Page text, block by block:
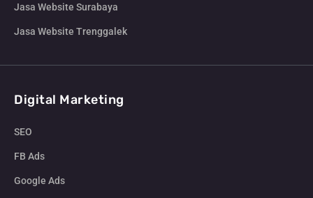
Jasa Website Surabaya
Jasa Website Trenggalek
Digital Marketing
SEO
FB Ads
Google Ads